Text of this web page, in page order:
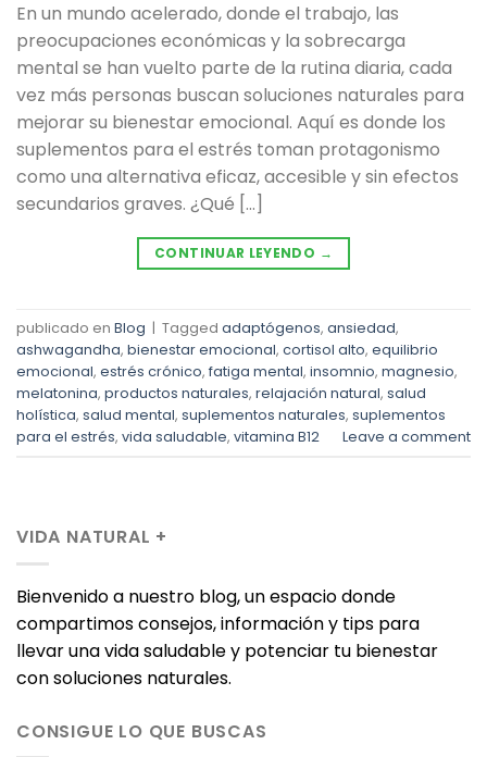
En un mundo acelerado, donde el trabajo, las
preocupaciones económicas y la sobrecarga
mental se han vuelto parte de la rutina diaria, cada
vez más personas buscan soluciones naturales para
mejorar su bienestar emocional. Aquí es donde los
suplementos para el estrés toman protagonismo
como una alternativa eficaz, accesible y sin efectos
secundarios graves. ¿Qué […]
CONTINUAR LEYENDO →
publicado en Blog | Tagged adaptógenos, ansiedad,
ashwagandha, bienestar emocional, cortisol alto, equilibrio
emocional, estrés crónico, fatiga mental, insomnio, magnesio,
melatonina, productos naturales, relajación natural, salud
holística, salud mental, suplementos naturales, suplementos
para el estrés, vida saludable, vitamina B12 Leave a comment
VIDA NATURAL +
Bienvenido a nuestro blog, un espacio donde
compartimos consejos, información y tips para
llevar una vida saludable y potenciar tu bienestar
con soluciones naturales.
CONSIGUE LO QUE BUSCAS